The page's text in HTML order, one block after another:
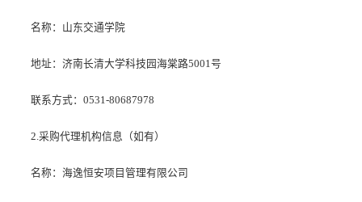
名称：山东交通学院
地址：济南长清大学科技园海棠路5001号
联系方式：0531-80687978
2.采购代理机构信息（如有）
名称：海逸恒安项目管理有限公司